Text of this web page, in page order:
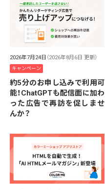
2026年7月24日 （2026年8月6日 更新）
キャンペーン
約5分のお申し込みで利用可
能！ChatGPTも配信面に加わ
った広告で再訪を促しませ
んか？